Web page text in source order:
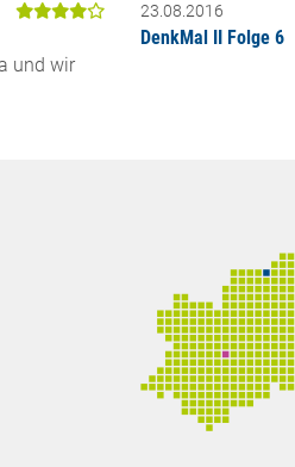
und wir
23.08.2016
DenkMal II Folge 6